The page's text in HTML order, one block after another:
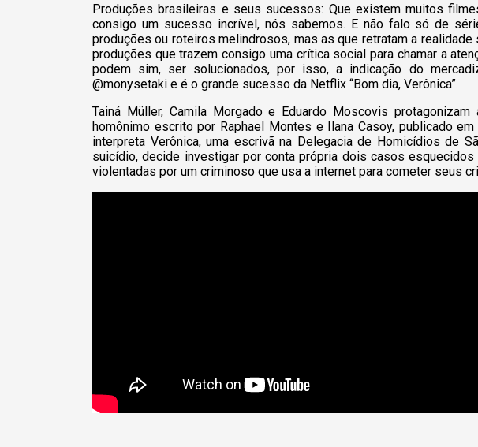
Produções brasileiras e seus sucessos: Que existem muitos
consigo um sucesso incrível, nós sabemos. E não falo só de
produções ou roteiros melindrosos, mas as que retratam a
produções que trazem consigo uma crítica social para chamar a
podem sim, ser solucionados, por isso, a indicação do
@monysetaki e é o grande sucesso da Netflix “Bom dia, Verônica”.
Tainá Müller, Camila Morgado e Eduardo Moscovis
homônimo escrito por Raphael Montes e Ilana Casoy, publicado
interpreta Verônica, uma escrivã na Delegacia de Homicídios de
suicídio, decide investigar por conta própria dois casos
violentadas por um criminoso que usa a internet para cometer seus